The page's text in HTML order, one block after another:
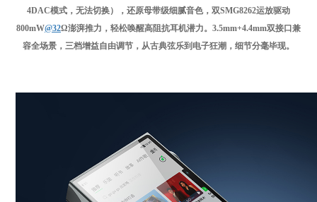
4DAC模式，无法切换），还原母带级细腻音色，双SMG8262运放驱动
800mW@32Ω澎湃推力，轻松唤醒高阻抗耳机潜力。3.5mm+4.4mm双接口兼
容全场景，三档增益自由调节，从古典弦乐到电子狂潮，细节分毫毕现。